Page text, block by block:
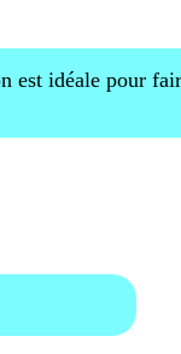
idéale pour